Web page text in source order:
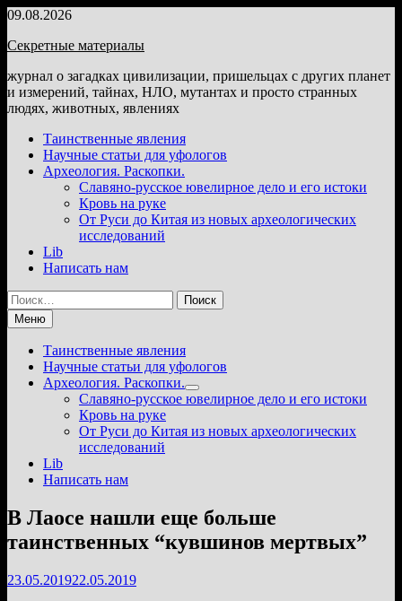
Перейти
содержимому
09.08.2026
Секретные материалы
журнал о загадках цивилизации, пришельцах с других планет
и измерений, тайнах, НЛО, мутантах и просто странных
людях, животных, явлениях
Таинственные явления
Научные статьи для уфологов
Археология. Раскопки.
Славяно-русское ювелирное дело и его истоки
Кровь на руке
От Руси до Китая из новых археологических
исследований
Lib
Написать нам
Найти:
Меню
Таинственные явления
Научные статьи для уфологов
Археология. Раскопки.
Показать
подменю
Славяно-русское ювелирное дело и его истоки
Кровь на руке
От Руси до Китая из новых археологических
исследований
Lib
Написать нам
В Лаосе нашли еще больше
таинственных “кувшинов мертвых”
23.05.201922.05.2019